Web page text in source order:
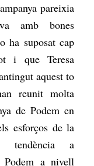
pareixia
amb bones
ha suposat cap
i que Teresa
aquest to
reunit molta
de Podem en
esforços de la
tendència a
Podem a nivell